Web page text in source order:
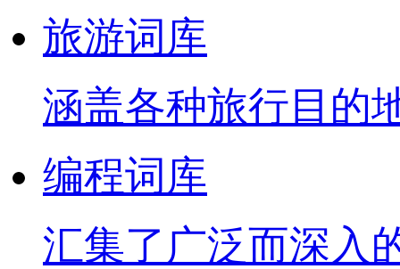
旅游词库
涵盖各种旅行目的
编程词库
汇集了广泛而深入